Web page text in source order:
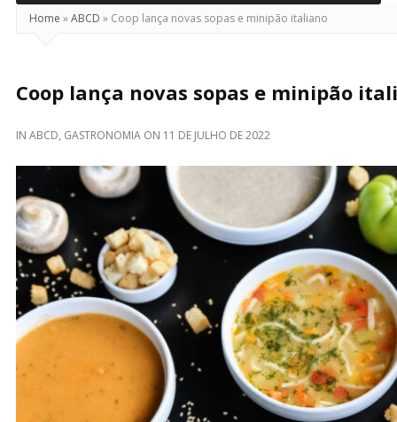
Home »ABCD » Coop lança novas sopas e minipão italiano
Coop lança novas sopas e minipão
IN ABCD, GASTRONOMIA ON 11 DE JULHO DE 2022